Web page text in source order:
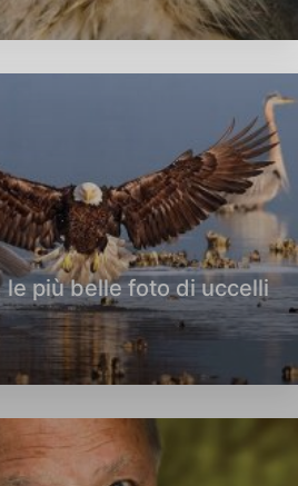
più belle foto di uccelli